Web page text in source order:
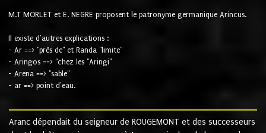
M.T MORLET et E. NEGRE proposent le patronyme germanique Arincus.
Il existe d'autres explications :
- Ar ==> "près de" et Randa "limite"
- Aringos ==> "chez les "Aringi"
- Arena ==> "sable"
- ar ==> point d'eau.
Aranc dépendait du seigneur de ROUGEMONT et des successeurs